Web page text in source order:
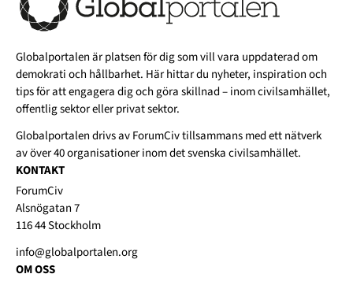
Globalportalen är platsen för dig som vill vara uppdaterad om
demokrati och hållbarhet. Här hittar du nyheter, inspiration och
tips för att engagera dig och göra skillnad – inom civilsamhället,
offentlig sektor eller privat sektor.
Globalportalen drivs avForumCivtillsammans med ett nätverk
av över 40 organisationer inom det svenska civilsamhället.
KONTAKT
ForumCiv
Alsnögatan 7
116 44 Stockholm
info@globalportalen.org
OM OSS